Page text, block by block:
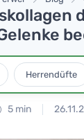
Herrendüfte
5 min